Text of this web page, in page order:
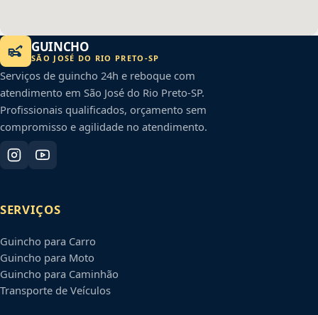
GUINCHO
SÃO JOSÉ DO RIO PRETO -SP
Serviços de guincho 24h e reboque com
atendimento em São José do Rio Preto-SP.
Profissionais qualificados, orçamento sem
compromisso e agilidade no atendimento.
SERVIÇOS
Guincho para Carro
Guincho para Moto
Guincho para Caminhão
Transporte de Veículos